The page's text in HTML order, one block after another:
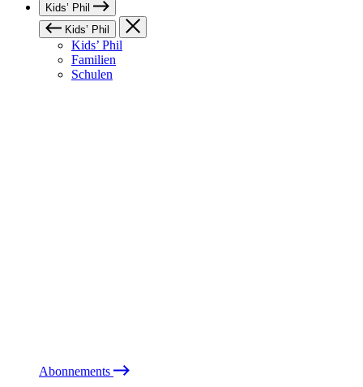
Kids’ Phil
Kids’ Phil
Kids’ Phil
Familien
Schulen
Abonnements